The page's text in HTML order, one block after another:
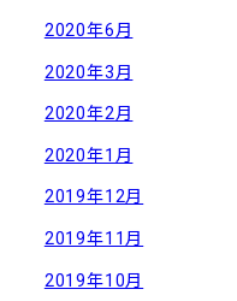
2020年6月
2020年3月
2020年2月
2020年1月
2019年12月
2019年11月
2019年10月